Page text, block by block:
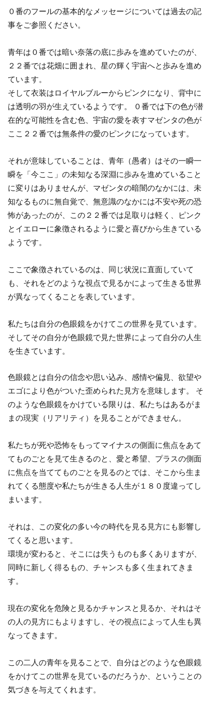
０番のフールの基本的なメッセージについては過去の記
事をご参照ください。
青年は０番では暗い奈落の底に歩みを進めていたのが、
２２番では花畑に囲まれ、星の輝く宇宙へと歩みを進め
ています。
そして衣装はロイヤルブルーからピンクになり、背中に
は透明の羽が生えているようです。 ０番では下の色が潜
在的な可能性を含む色、宇宙の愛を表すマゼンタの色が
ここ２２番では無条件の愛のピンクになっています。
それが意味していることは、青年（愚者）はその一瞬一
瞬を「今ここ」の未知なる深淵に歩みを進めていること
に変りはありませんが、マゼンタの暗闇のなかには、未
知なるものに無自覚で、無意識のなかには不安や死の恐
怖があったのが、この２２番では足取りは軽く、ピンク
とイエローに象徴されるように愛と喜びから生きている
ようです。
ここで象徴されているのは、同じ状況に直面していて
も、それをどのような視点で見るかによって生きる世界
が異なってくることを表しています。
私たちは自分の色眼鏡をかけてこの世界を見ています。
そしてその自分が色眼鏡で見た世界によって自分の人生
を生きています。
色眼鏡とは自分の信念や思い込み、感情や偏見、欲望や
エゴにより色がついた歪められた見方を意味します。 そ
のような色眼鏡をかけている限りは、私たちはあるがま
まの現実（リアリティ）を見ることができません。
私たちが死や恐怖をもってマイナスの側面に焦点をあて
てものごとを見て生きるのと、愛と希望、プラスの側面
に焦点を当ててものごとを見るのとでは、そこから生ま
れてくる態度や私たちが生きる人生が１８０度違ってし
まいます。
それは、この変化の多い今の時代を見る見方にも影響し
てくると思います。
環境が変わると、そこには失うものも多くありますが、
同時に新しく得るもの、チャンスも多く生まれてきま
す。
現在の変化を危険と見るかチャンスと見るか、それはそ
の人の見方にもよりますし、その視点によって人生も異
なってきます。
この二人の青年を見ることで、自分はどのような色眼鏡
をかけてこの世界を見ているのだろうか、ということの
気づきを与えてくれます。